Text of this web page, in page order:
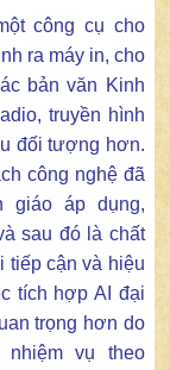
công cụ cho
ra máy in, cho
bản văn Kinh
truyền hình
đối tượng hơn.
công nghệ đã
giáo áp dụng,
sau đó là chất
tiếp cận và hiệu
tích hợp AI đại
trọng hơn do
vụ theo